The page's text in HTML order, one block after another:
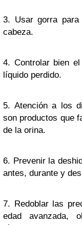
3. Usar gorra
cabeza.
4. Controlar bien
líquido perdido.
5. Atención a los
son productos que
de la orina.
6. Prevenir la
antes, durante y
7. Redoblar las
edad avanzada,